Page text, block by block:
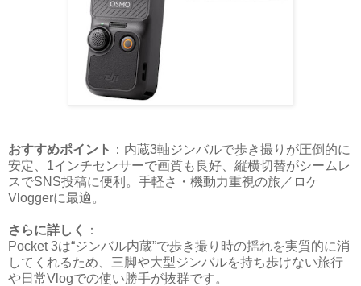
おすすめポイント ：内蔵3軸ジンバルで歩き撮りが圧倒的に
安定、1インチセンサーで画質も良好、縦横切替がシームレ
スでSNS投稿に便利。手軽さ・機動力重視の旅／ロケ
Vloggerに最適。
さらに詳しく
：
Pocket 3は“ジンバル内蔵”で歩き撮り時の揺れを実質的に消
してくれるため、三脚や大型ジンバルを持ち歩けない旅行
や日常Vlogでの使い勝手が抜群です。